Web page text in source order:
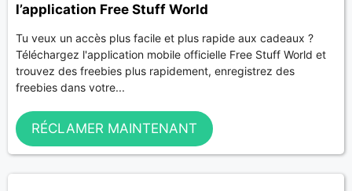
l’application Free Stuff World
Tu veux un accès plus facile et plus rapide aux cadeaux ?
Téléchargez l'application mobile officielle Free Stuff World et
trouvez des freebies plus rapidement, enregistrez des
freebies dans votre...
RÉCLAMER MAINTENANT